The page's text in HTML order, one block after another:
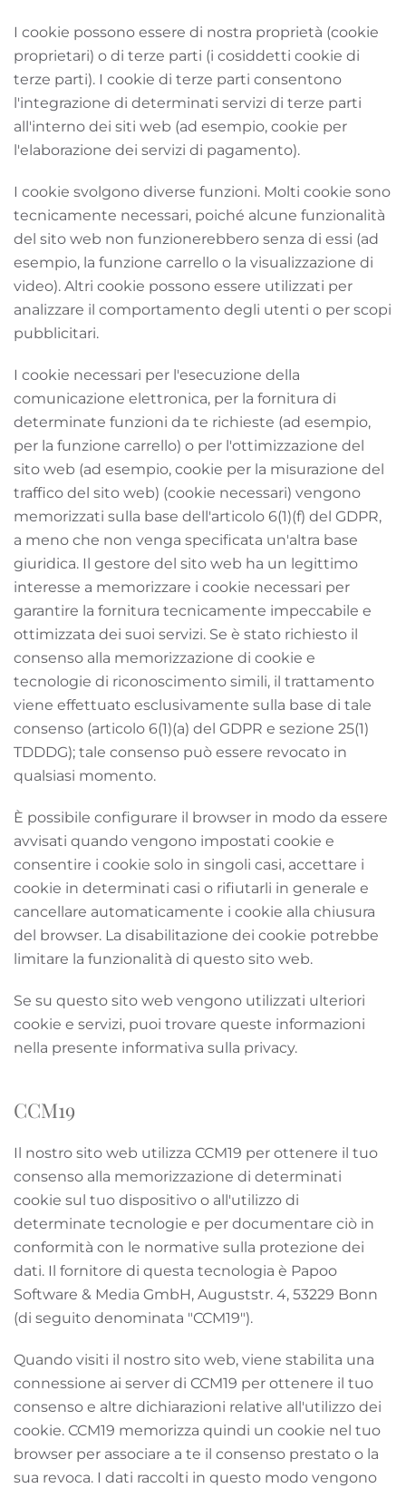
I cookie possono essere di nostra proprietà (cookie
proprietari) o di terze parti (i cosiddetti cookie di
terze parti). I cookie di terze parti consentono
l'integrazione di determinati servizi di terze parti
all'interno dei siti web (ad esempio, cookie per
l'elaborazione dei servizi di pagamento).
I cookie svolgono diverse funzioni. Molti cookie sono
tecnicamente necessari, poiché alcune funzionalità
del sito web non funzionerebbero senza di essi (ad
esempio, la funzione carrello o la visualizzazione di
video). Altri cookie possono essere utilizzati per
analizzare il comportamento degli utenti o per scopi
pubblicitari.
I cookie necessari per l'esecuzione della
comunicazione elettronica, per la fornitura di
determinate funzioni da te richieste (ad esempio,
per la funzione carrello) o per l'ottimizzazione del
sito web (ad esempio, cookie per la misurazione del
traffico del sito web) (cookie necessari) vengono
memorizzati sulla base dell'articolo 6(1)(f) del GDPR,
a meno che non venga specificata un'altra base
giuridica. Il gestore del sito web ha un legittimo
interesse a memorizzare i cookie necessari per
garantire la fornitura tecnicamente impeccabile e
ottimizzata dei suoi servizi. Se è stato richiesto il
consenso alla memorizzazione di cookie e
tecnologie di riconoscimento simili, il trattamento
viene effettuato esclusivamente sulla base di tale
consenso (articolo 6(1)(a) del GDPR e sezione 25(1)
TDDDG); tale consenso può essere revocato in
qualsiasi momento.
È possibile configurare il browser in modo da essere
avvisati quando vengono impostati cookie e
consentire i cookie solo in singoli casi, accettare i
cookie in determinati casi o rifiutarli in generale e
cancellare automaticamente i cookie alla chiusura
del browser. La disabilitazione dei cookie potrebbe
limitare la funzionalità di questo sito web.
Se su questo sito web vengono utilizzati ulteriori
cookie e servizi, puoi trovare queste informazioni
nella presente informativa sulla privacy.
CCM19
Il nostro sito web utilizza CCM19 per ottenere il tuo
consenso alla memorizzazione di determinati
cookie sul tuo dispositivo o all'utilizzo di
determinate tecnologie e per documentare ciò in
conformità con le normative sulla protezione dei
dati. Il fornitore di questa tecnologia è Papoo
Software & Media GmbH, Auguststr. 4, 53229 Bonn
(di seguito denominata "CCM19").
Quando visiti il ​​nostro sito web, viene stabilita una
connessione ai server di CCM19 per ottenere il tuo
consenso e altre dichiarazioni relative all'utilizzo dei
cookie. CCM19 memorizza quindi un cookie nel tuo
browser per associare a te il consenso prestato o la
sua revoca. I dati raccolti in questo modo vengono